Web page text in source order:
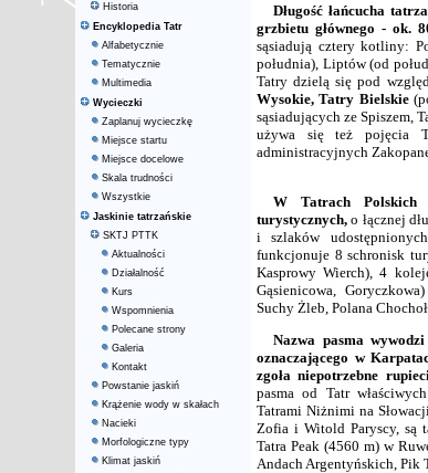
Historia
Encyklopedia Tatr
Alfabetycznie
Tematycznie
Multimedia
Wycieczki
Zaplanuj wycieczkę
Miejsce startu
Miejsce docelowe
Skala trudności
Wszystkie
Jaskinie tatrzańskie
SKTJ PTTK
Aktualności
Działalność
Kurs
Wspomnienia
Polecane strony
Galeria
Kontakt
Powstanie jaskiń
Krążenie wody w skałach
Nacieki
Morfologiczne typy
Klimat jaskiń
Długość łańcucha
grzbietu głównego - ok.
sąsiadują cztery kotliny:
południa), Liptów (od
Tatry dzielą się pod
Wysokie, Tatry Bielskie
sąsiadujących ze Spiszem,
używa się też pojęcia
administracyjnych
W Tatrach Polskich
turystycznych, o łącznej
i szlaków
funkcjonuje 8 schronisk
Kasprowy Wierch), 4
Gąsienicowa,
Suchy Żleb, Polana
Nazwa pasma
oznaczającego w
zgoła niepotrzebne
pasma od Tatr
Tatrami Niżnimi na
Zofia i Witold Paryscy, są
Tatra Peak (4560 m) w
Andach Argentyńskich, Pik